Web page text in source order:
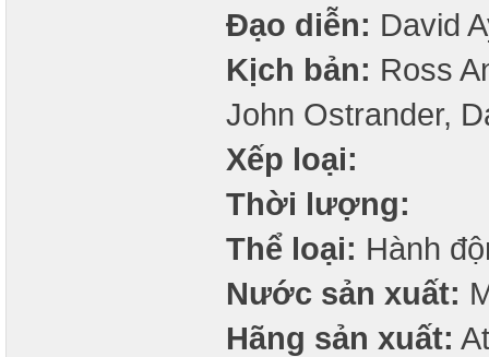
Đạo diễn: David
Kịch bản: Ross
John Ostrander,
Xếp loại:
Thời lượng:
Thể loại: Hành
Nước sản xuất:
Hãng sản xuất: